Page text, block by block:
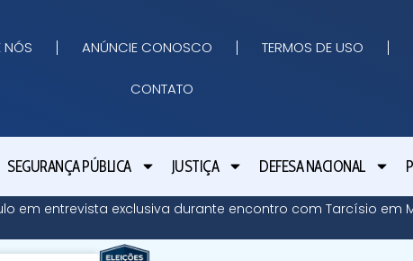
NÓS ANÚNCIE CONOSCO TERMOS DE USO
CONTATO
SEGURANÇA PÚBLICA JUSTIÇA DEFESA NACIONAL
em entrevista exclusiva durante encontro com Tarcísio em